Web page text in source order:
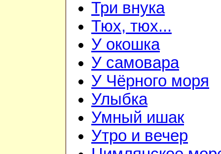
Три внука
Тюх, тюх...
У окошка
У самовара
У Чёрного моря
Улыбка
Умный ишак
Утро и вечер